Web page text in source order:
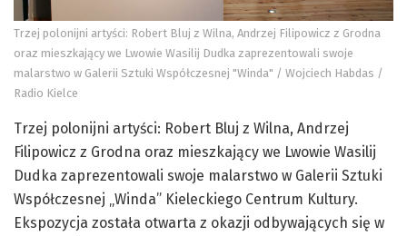
Trzej polonijni artyści: Robert Bluj z Wilna, Andrzej Filipowicz z Grodna
oraz mieszkający we Lwowie Wasilij Dudka zaprezentowali swoje
malarstwo w Galerii Sztuki Współczesnej "Winda" / Wojciech Habdas /
Radio Kielce
Trzej polonijni artyści: Robert Bluj z Wilna, Andrzej
Filipowicz z Grodna oraz mieszkający we Lwowie Wasilij
Dudka zaprezentowali swoje malarstwo w Galerii Sztuki
Współczesnej „Winda” Kieleckiego Centrum Kultury.
Ekspozycja została otwarta z okazji odbywających się w